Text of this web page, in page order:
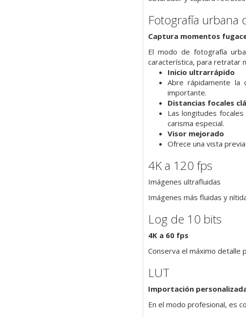
Fotografía urbana
Captura momentos
El modo de fotografía
característica, para retratar
Inicio ultrarrápido
Abre rápidamente la
importante.
Distancias focales
Las longitudes
carisma especial.
Visor mejorado
Ofrece una vista
4K a 120 fps
Imágenes ultrafluidas
Imágenes más fluidas y
Log de 10 bits
4K a 60 fps
Conserva el máximo detalle
LUT
Importación
En el modo profesional, es